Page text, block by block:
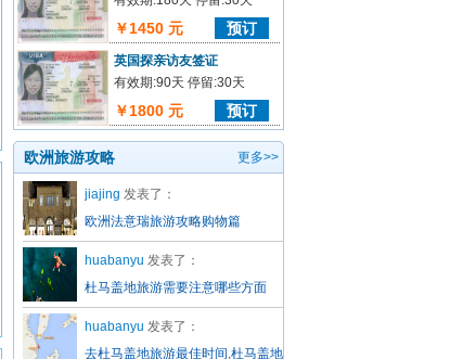
预订
￥1450 元
英国探亲访友签证
有效期:90天 停留:30天
预订
￥1800 元
欧洲旅游攻略 更多>>
jiajing 发表了：
欧洲法意瑞旅游攻略购物篇
huabanyu 发表了：
杜马盖地旅游需要注意哪些方面
huabanyu 发表了：
去杜马盖地旅游最佳时间,杜马盖地